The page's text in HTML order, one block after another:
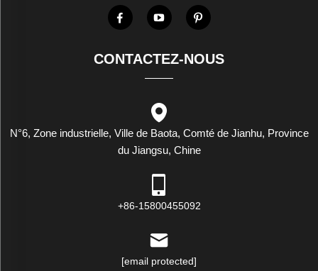
CONTACTEZ-NOUS
N°6, Zone industrielle, Ville de Baota, Comté de Jianhu, Province
du Jiangsu, Chine
+86-15800455092
[email protected]